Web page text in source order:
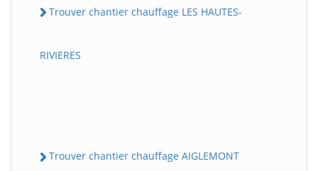
Trouver chantier chauffage LES HAUTES-
RIVIERES
Trouver chantier chauffage AIGLEMONT